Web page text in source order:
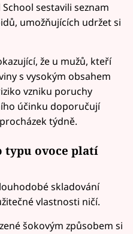
sestavili seznam
umožňujících udržet si
že u mužů, kteří
s vysokým obsahem
vzniku poruchy
účinku doporučují
týdně.
typu ovoce platí
skladování
vlastnosti ničí.
šokovým způsobem si